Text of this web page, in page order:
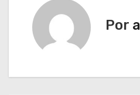
c
Por